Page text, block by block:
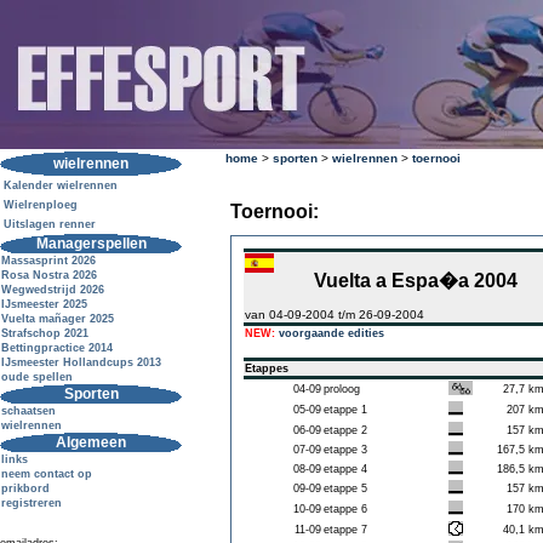
wielrennen
Kalender wielrennen
Wielrenploeg
Uitslagen renner
Managerspellen
Massasprint 2026
Rosa Nostra 2026
Wegwedstrijd 2026
IJsmeester 2025
Vuelta mañager 2025
Strafschop 2021
Bettingpractice 2014
IJsmeester Hollandcups 2013
oude spellen
Sporten
schaatsen
wielrennen
Algemeen
links
neem contact op
prikbord
registreren
home > sporten > wielrennen > toernooi
Toernooi:
Vuelta a Espa�a 2004
van 04-09-2004 t/m 26-09-2004
NEW: voorgaande edities
Etappes
04-09 proloog
27,7 km
05-09 etappe 1
207 km
06-09 etappe 2
157 km
07-09 etappe 3
167,5 km
08-09 etappe 4
186,5 km
09-09 etappe 5
157 km
10-09 etappe 6
170 km
11-09 etappe 7
40,1 km